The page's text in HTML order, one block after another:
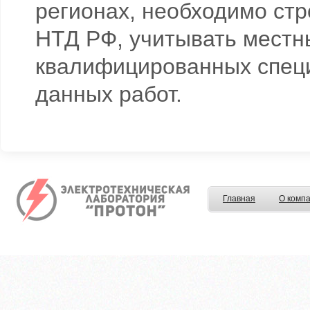
регионах, необходимо
НТД РФ, учитывать
квалифицированных
данных работ.
Главная О